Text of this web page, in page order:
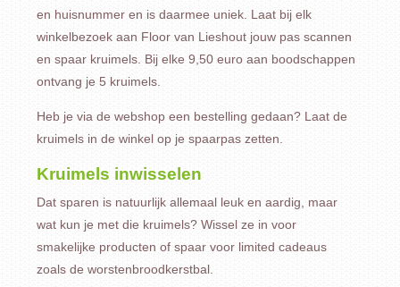
en huisnummer en is daarmee uniek. Laat bij elk
winkelbezoek aan Floor van Lieshout jouw pas scannen
en spaar kruimels. Bij elke 9,50 euro aan boodschappen
ontvang je 5 kruimels.
Heb je via de webshop een bestelling gedaan? Laat de
kruimels in de winkel op je spaarpas zetten.
Kruimels inwisselen
Dat sparen is natuurlijk allemaal leuk en aardig, maar
wat kun je met die kruimels? Wissel ze in voor
smakelijke producten of spaar voor limited cadeaus
zoals de worstenbroodkerstbal.